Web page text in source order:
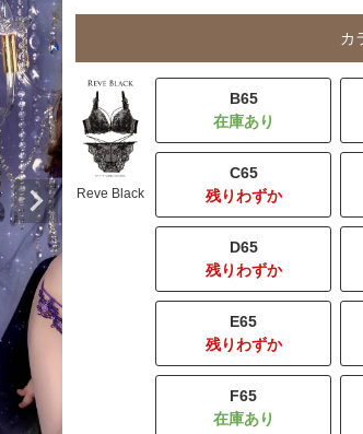
カ
Reve Black
B65
C65
残りわずか
D65
残りわずか
E65
残りわずか
F65